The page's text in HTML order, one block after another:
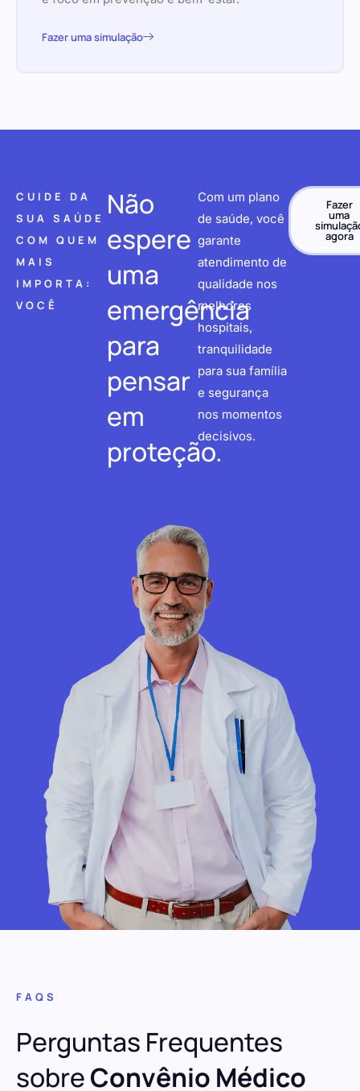
Fazer uma simulação
CUIDE DA
SUA SAÚDE
COM QUEM
MAIS
IMPORTA:
VOCÊ
Não
espere
uma
emergência
para
pensar
em
proteção.
Com um plano
de saúde, você
garante
atendimento de
qualidade nos
melhores
hospitais,
tranquilidade
para sua família
e segurança
nos momentos
decisivos.
Fazer
uma
agora
FAQS
Perguntas Frequentes
sobreConvênio Médico